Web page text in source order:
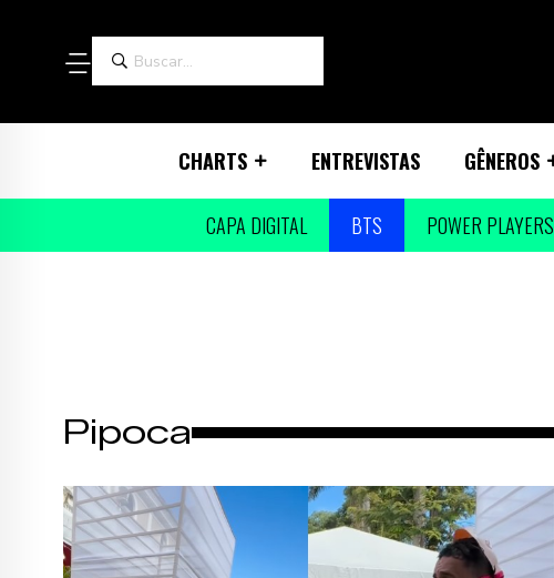
CHARTS ENTREVISTAS GÊNEROS
CAPA DIGITAL BTS POWER PLAYERS
Pipoca